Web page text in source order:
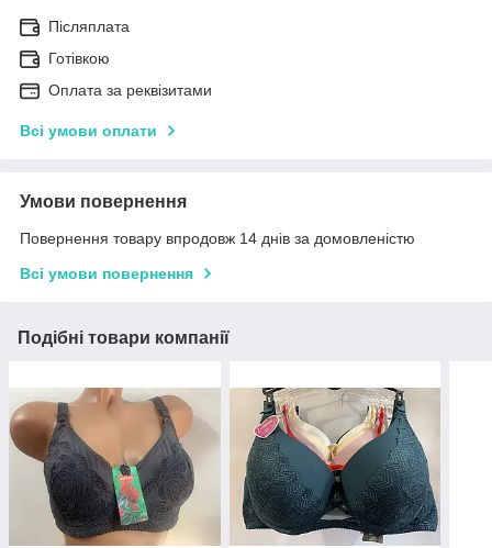
Післяплата
Готівкою
Оплата за реквізитами
Всі умови оплати
Умови повернення
Повернення товару впродовж 14 днів за домовленістю
Всі умови повернення
Подібні товари компанії